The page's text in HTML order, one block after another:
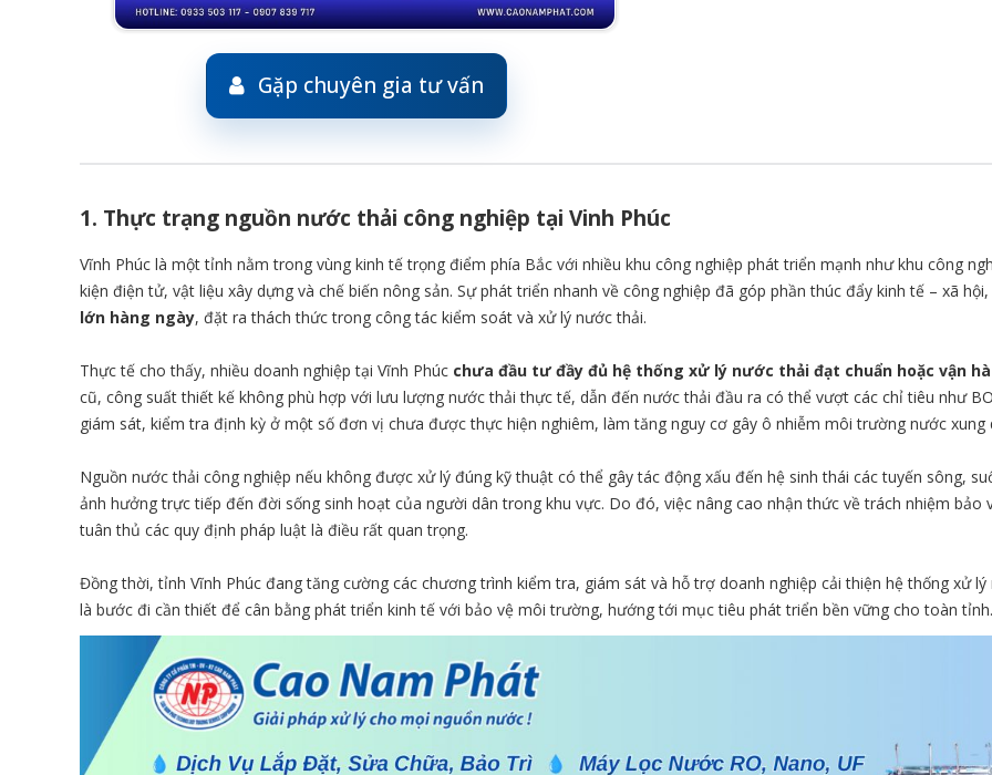
Gặp chuyên gia tư vấn
1. Thực trạng nguồn nước thải công nghiệp tại Vinh Phúc
Vĩnh Phúc là một tỉnh nằm trong vùng kinh tế trọng điểm phía Bắc với nhiều khu công nghiệp phát triển mạnh như khu công
kiện điện tử, vật liệu xây dựng và chế biến nông sản. Sự phát triển nhanh về công nghiệp đã góp phần thúc đẩy kinh tế – xã
lớn hàng ngày, đặt ra thách thức trong công tác kiểm soát và xử lý nước thải.
Thực tế cho thấy, nhiều doanh nghiệp tại Vĩnh Phúc chưa đầu tư đầy đủ hệ thống xử lý nước thải đạt chuẩn hoặc vận
cũ, công suất thiết kế không phù hợp với lưu lượng nước thải thực tế, dẫn đến nước thải đầu ra có thể vượt các chỉ tiêu như
giám sát, kiểm tra định kỳ ở một số đơn vị chưa được thực hiện nghiêm, làm tăng nguy cơ gây ô nhiễm môi trường nước xung
Nguồn nước thải công nghiệp nếu không được xử lý đúng kỹ thuật có thể gây tác động xấu đến hệ sinh thái các tuyến sông,
ảnh hưởng trực tiếp đến đời sống sinh hoạt của người dân trong khu vực. Do đó, việc nâng cao nhận thức về trách nhiệm
tuân thủ các quy định pháp luật là điều rất quan trọng.
Đồng thời, tỉnh Vĩnh Phúc đang tăng cường các chương trình kiểm tra, giám sát và hỗ trợ doanh nghiệp cải thiện hệ thống xử
là bước đi cần thiết để cân bằng phát triển kinh tế với bảo vệ môi trường, hướng tới mục tiêu phát triển bền vững cho toàn tỉnh.